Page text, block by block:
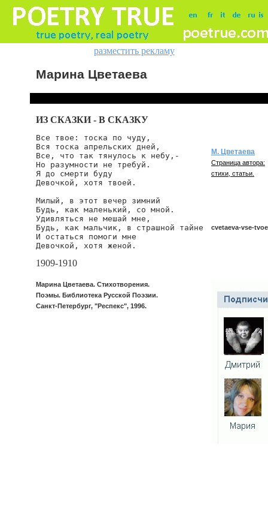
разместить рекламу
Марина Цветаева
ИЗ СКАЗКИ - В СКАЗКУ
Все твое: тоска по чуду,
Вся тоска апрельских дней,
Все, что так тянулось к небу,-
Но разумности не требуй.
Я до смерти буду
Девочкой, хотя твоей.
Милый, в этот вечер зимний
Будь, как маленький, со мной.
Удивляться не мешай мне,
Будь, как мальчик, в страшной тайне
И остаться помоги мне
Девочкой, хотя женой.
1909-1910
Марина Цветаева. Стихотворения.
Поэмы. Библиотека Русской Поэзии.
Санкт-Петербург, "Респекс", 1996.
М. Цветаева
Страница автора:
стихи, статьи.
cvetaeva-vse-